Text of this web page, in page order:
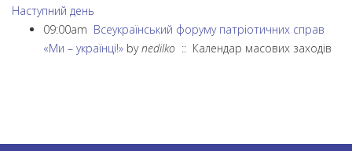
Наступний день
09:00am Всеукраїнський форуму патріотичних справ
«Ми – українці!» bynedilko :: Календар масових заходів